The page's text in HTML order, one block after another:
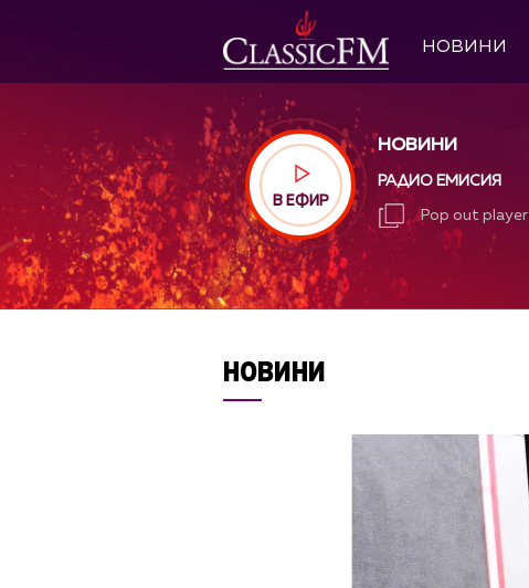
НОВИНИ
В ЕФИР
НОВИНИ
РАДИО ЕМИСИЯ
Pop out player
НОВИНИ